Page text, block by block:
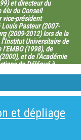
et directeur du
élu du Conseil
vice-président
Pasteur (2007-
(2009-2012) lors de la
Universitaire de
(1998), de
et de l’Académie
de Délégué à
(Vaugirard) en 1991, il
avec des projets
sera aussi au cœur de
et dépliage